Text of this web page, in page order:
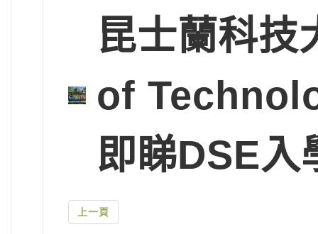
昆士蘭科
of
即睇DSE入
上一頁